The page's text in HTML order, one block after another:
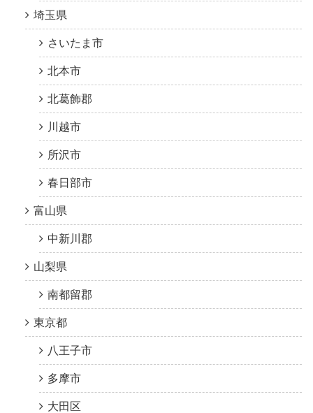
埼玉県
さいたま市
北本市
北葛飾郡
川越市
所沢市
春日部市
富山県
中新川郡
山梨県
南都留郡
東京都
八王子市
多摩市
大田区